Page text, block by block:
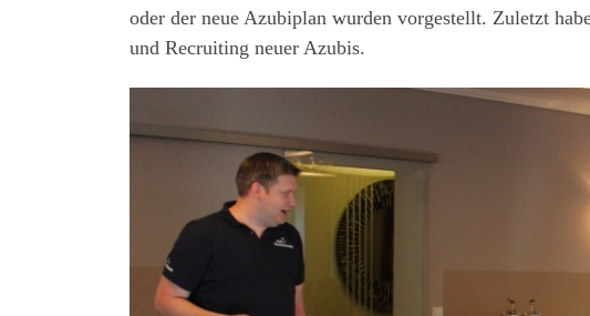
oder der neue Azubiplan wurden vorgestellt. Zuletzt
und Recruiting neuer Azubis.